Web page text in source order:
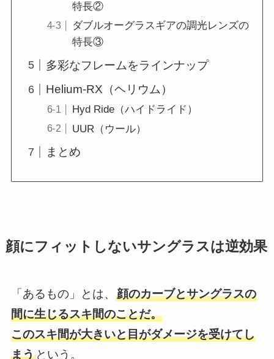
特長②
ダブルオーグラスギアの調光レンズの
特長③
多彩なフレームをラインナップ
Helium-RX（ヘリウム）
Hyd Ride（ハイドライド）
UUR（ウール）
まとめ
顔にフィットしないサングラスは逆効果
「あるもの」とは、 顔のカーブとサングラスの
間に生じるスキ間のことだ。
このスキ間が大きいと目がダメージを受けてし
まうという。